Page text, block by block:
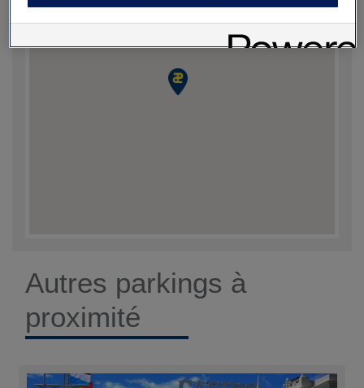
Autres parkings à
proximité